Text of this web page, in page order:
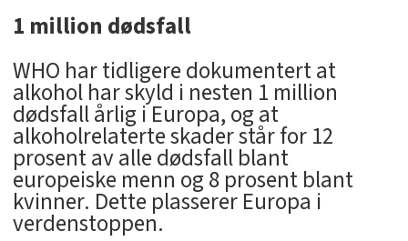
1 million dødsfall
WHO har tidligere dokumentert at
alkohol har skyld i nesten 1 million
dødsfall årlig i Europa, og at
alkoholrelaterte skader står for 12
prosent av alle dødsfall blant
europeiske menn og 8 prosent blant
kvinner. Dette plasserer Europa i
verdenstoppen.